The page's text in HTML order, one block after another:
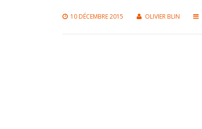
10 DÉCEMBRE 2015 OLIVIER BLIN